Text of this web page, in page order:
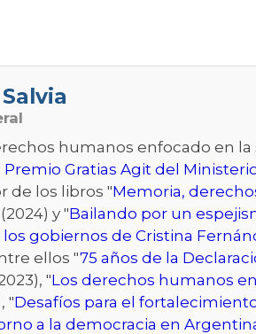
humanos enfocado en
Premio Gratias Agit del
de los libros "Memoria,
y "Bailando por un
gobiernos de Cristina
ellos "75 años de la
"Los derechos humanos
"Desafíos para el
a la democracia en